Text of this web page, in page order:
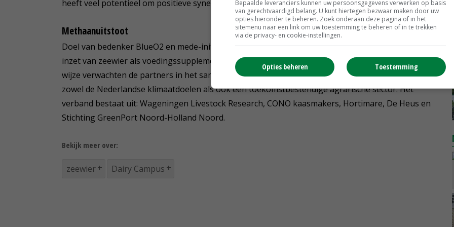
heeft veel potentieel om positieve synergie te creëren voor economie, klimaat en landbouw.
Methaanuitstoot
Doel van bedenker BlueO2 en mede-initiatiefnemer LTO Noord met de voerproef is om met de
inzet van zeewier als voedingssupplement de methaanuitstoot van koeien te reduceren. Op deze
wijze verwachten de partners in het samenwerkingsverband een bijdrage te kunnen leveren aan
zowel de Nederlandse klimaatdoelen als ook een toekomstbestendige agrarische sector. Het
verband bestaat uit: Wageningen Livestock Research, CONO kaasmakers, Hortimare, De Heus en
Stichting GreenPort Noord-Holland Noord.
Bekijk meer over:
zeewier Dairy Campus
Bepaalde leveranciers kunnen uw persoonsgegevens verwerken op basis
van gerechtvaardigd belang. U kunt hiertegen bezwaar maken door uw
opties hieronder te beheren. Zoek onderaan deze pagina of in het
sitemenu naar een link om uw toestemming te beheren of in te trekken
via de privacy- en cookie-instellingen.
Toestemming
Opties beheren